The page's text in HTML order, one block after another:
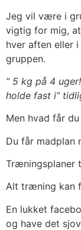
Jeg vil være i
vigtig for mig,
hver aften eller
gruppen.
” 5 kg på 4
holde fast i”
Men hvad får du
Du får madplan
Træningsplaner
Alt træning kan
En lukket
og have det